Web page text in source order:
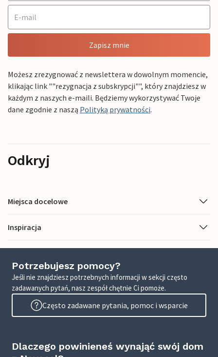
Zapisz mnie
Możesz zrezygnować z newslettera w dowolnym momencie,
klikając link ""rezygnacja z subskrypcji"", który znajdziesz w
każdym z naszych e-maili. Będziemy wykorzystywać Twoje
dane zgodnie z naszą Polityką prywatności.
Odkryj
Miejsca docelowe
Inspiracja
Potrzebujesz pomocy?
Jeśli nie znajdziesz potrzebnych informacji w sekcji często
zadawanych pytań, nasz zespół chętnie Ci pomoże.
Często zadawane pytania, pomoc i wsparcie
Dlaczego powinieneś wynająć swój dom